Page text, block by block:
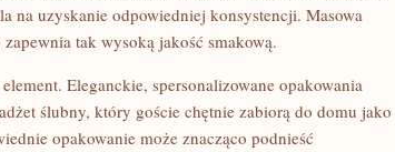
na uzyskanie odpowiedniej konsystencji. Masowa
tak wysoką jakość smakową.
Eleganckie, spersonalizowane opakowania
ślubny, który goście chętnie zabiorą do domu jako
opakowanie może znacząco podnieść